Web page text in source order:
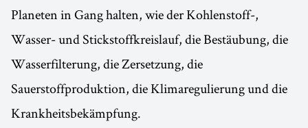
Planeten in Gang halten, wie der Kohlenstoff-,
Wasser- und Stickstoffkreislauf, die Bestäubung, die
Wasserfilterung, die Zersetzung, die
Sauerstoffproduktion, die Klimaregulierung und die
Krankheitsbekämpfung.